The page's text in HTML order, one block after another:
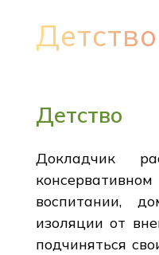
Детство
Детство
Докладчик
воспитании,
изоляции от
подчиняться